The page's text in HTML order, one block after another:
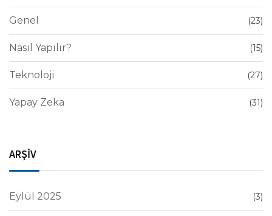
Genel (23)
Nasıl Yapılır? (15)
Teknoloji (27)
Yapay Zeka (31)
ARŞİV
Eylül 2025 (3)